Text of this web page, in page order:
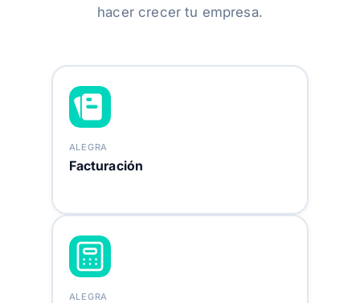
hacer crecer tu empresa.
ALEGRA
Facturación
ALEGRA